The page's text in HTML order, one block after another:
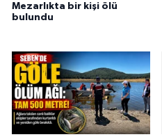
Mezarlıkta bir kişi ölü
bulundu